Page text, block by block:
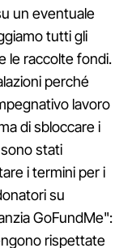
un eventuale
tutti gli
le raccolte fondi.
perché
lavoro
di sbloccare i
stati
i termini per i
su
GoFundMe":
rispettate